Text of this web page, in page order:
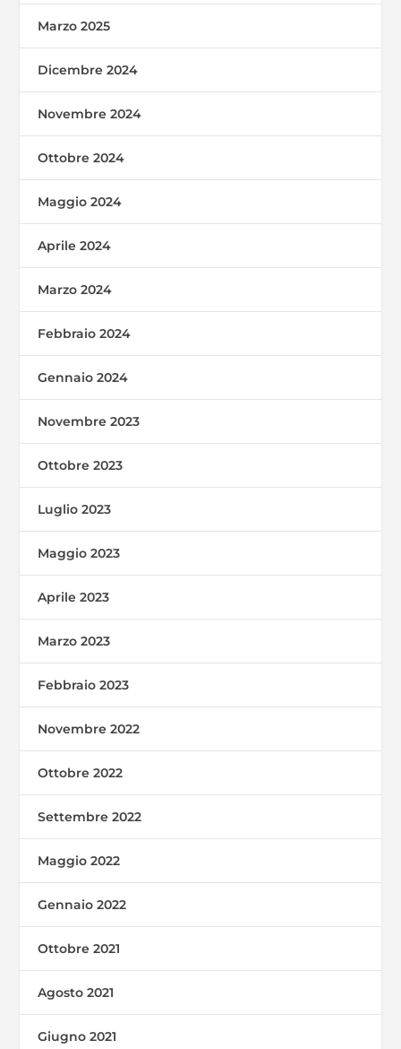
Marzo 2025
Dicembre 2024
Novembre 2024
Ottobre 2024
Maggio 2024
Aprile 2024
Marzo 2024
Febbraio 2024
Gennaio 2024
Novembre 2023
Ottobre 2023
Luglio 2023
Maggio 2023
Aprile 2023
Marzo 2023
Febbraio 2023
Novembre 2022
Ottobre 2022
Settembre 2022
Maggio 2022
Gennaio 2022
Ottobre 2021
Agosto 2021
Giugno 2021